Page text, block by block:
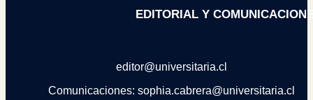
EDITORIAL Y
editor@universitaria.cl
Comunicaciones: sophia.cabrera@universitaria.cl